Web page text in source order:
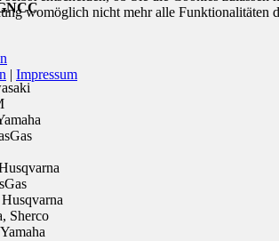
Sherco
womöglich nicht mehr alle Funktionalitäten
| Impressum